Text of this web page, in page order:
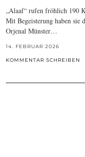
„Alaaf“ rufen fröhlich 190
Mit Begeisterung haben sie
Orjenal Münster…
14. FEBRUAR 2026
KOMMENTAR SCHREIBEN